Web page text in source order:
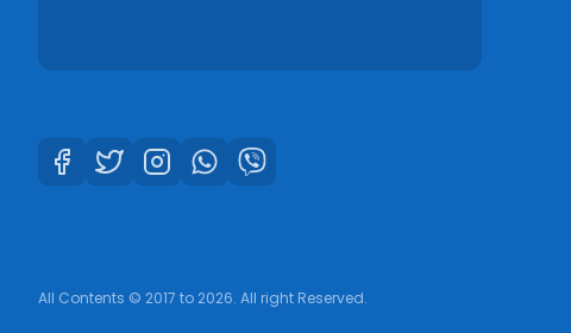
All Contents © 2017 to 2026. All right Reserved.